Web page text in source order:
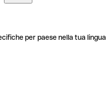
per paese nella tua lingua